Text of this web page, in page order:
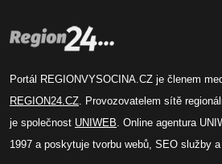
Portál REGIONVYSOCINA.CZ je členem
REGION24.CZ . Provozovatelem sítě
je společnost UNIWEB . Online agentura
1997 a poskytuje tvorbu webů, SEO služby a